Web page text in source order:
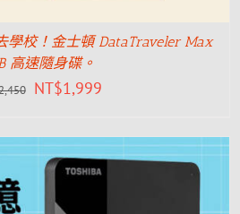
學校！金士頓 DataTraveler Max
高速隨身碟。
NT$1,999